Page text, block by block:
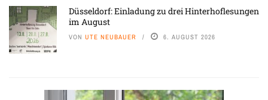
Düsseldorf: Einladung zu drei Hinterhoflesungen
im August
VON UTE NEUBAUER 6. AUGUST 2026